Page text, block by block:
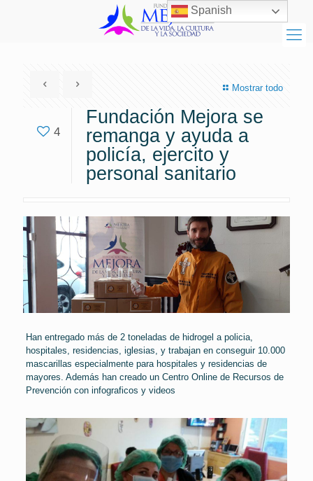
Mostrar todo
4
Fundación Mejora se
remanga y ayuda a
policía, ejercito y
personal sanitario
Han entregado más de 2 toneladas de hidrogel a policia,
hospitales, residencias, iglesias, y trabajan en conseguir 10.000
mascarillas especialmente para hospitales y residencias de
mayores. Además han creado un Centro Online de Recursos de
Prevención con infograficos y videos
Spanish